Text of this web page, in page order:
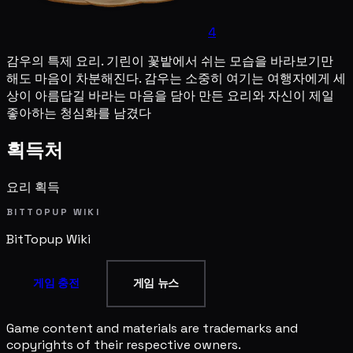
4
감우의 특제 요리. 기린이 꽃밭에서 쉬는 모습을 바라보기만
해도 마음이 차분해진다. 감우는 소중히 여기는 여행자에게 세
상이 아름답길 바라는 마음을 담아 만든 요리와 자신이 제일
좋아하는 청심화를 남겼다
획득처
요리 획득
BITTOPUP WIKI
BitTopup Wiki
게임 충전 게임 뉴스
Game content and materials are trademarks and
copyrights of their respective owners.